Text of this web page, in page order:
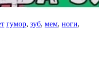
гумор, зуб, мем, ноги,